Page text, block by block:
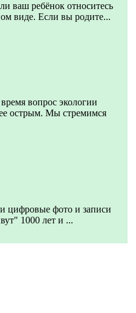
ваш ребёнок относитесь
виде. Если вы родите...
вопрос экологии
острым. Мы стремимся
цифровые фото и записи
1000 лет и ...